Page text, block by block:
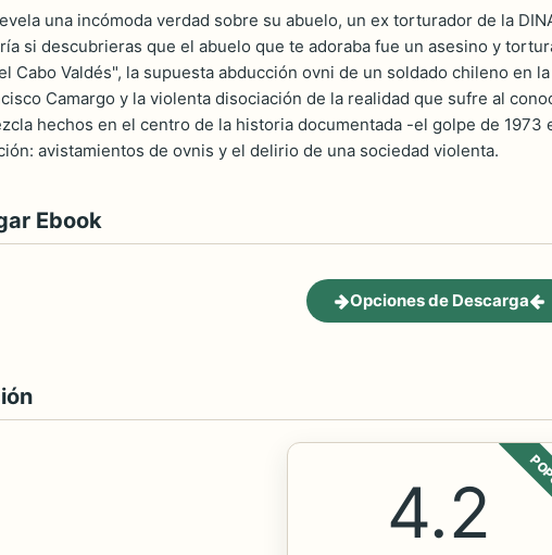
una incómoda verdad sobre su abuelo, un ex torturador de la
si descubrieras que el abuelo que te adoraba fue un asesino y
Cabo Valdés", la supuesta abducción ovni de un soldado chileno en
Camargo y la violenta disociación de la realidad que sufre al
hechos en el centro de la historia documentada -el golpe de
avistamientos de ovnis y el delirio de una sociedad violenta.
Ebook
Opciones de Descarga
4.2